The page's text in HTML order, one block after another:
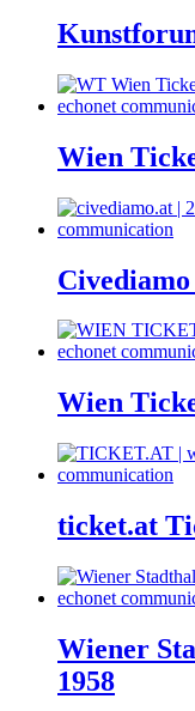
Wien
Wien
ticket.at
Wiener
1958